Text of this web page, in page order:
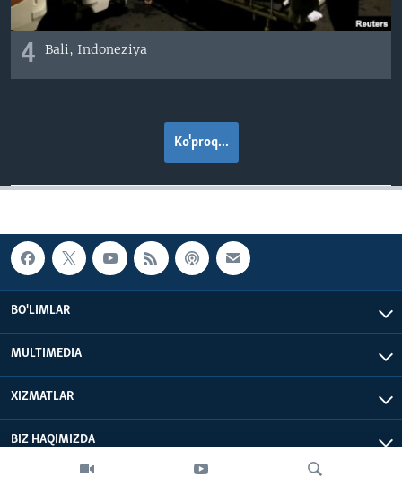
4 Bali, Indoneziya
Ko'proq...
BO'LIMLAR
MULTIMEDIA
XIZMATLAR
BIZ HAQIMIZDA